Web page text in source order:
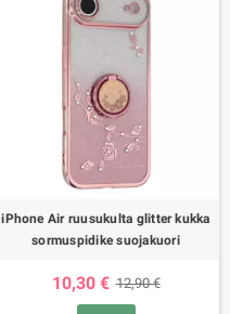
iPhone Air ruusukulta glitter kukka
sormuspidike suojakuori
10,30 € 12,90 €